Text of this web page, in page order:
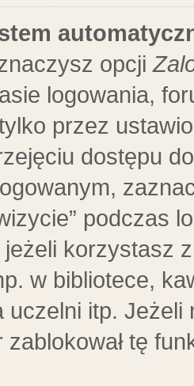
opcji
logowania,
przez
dostępu
podczas
korzystasz
w bibliotece,
uczelni itp.
tę